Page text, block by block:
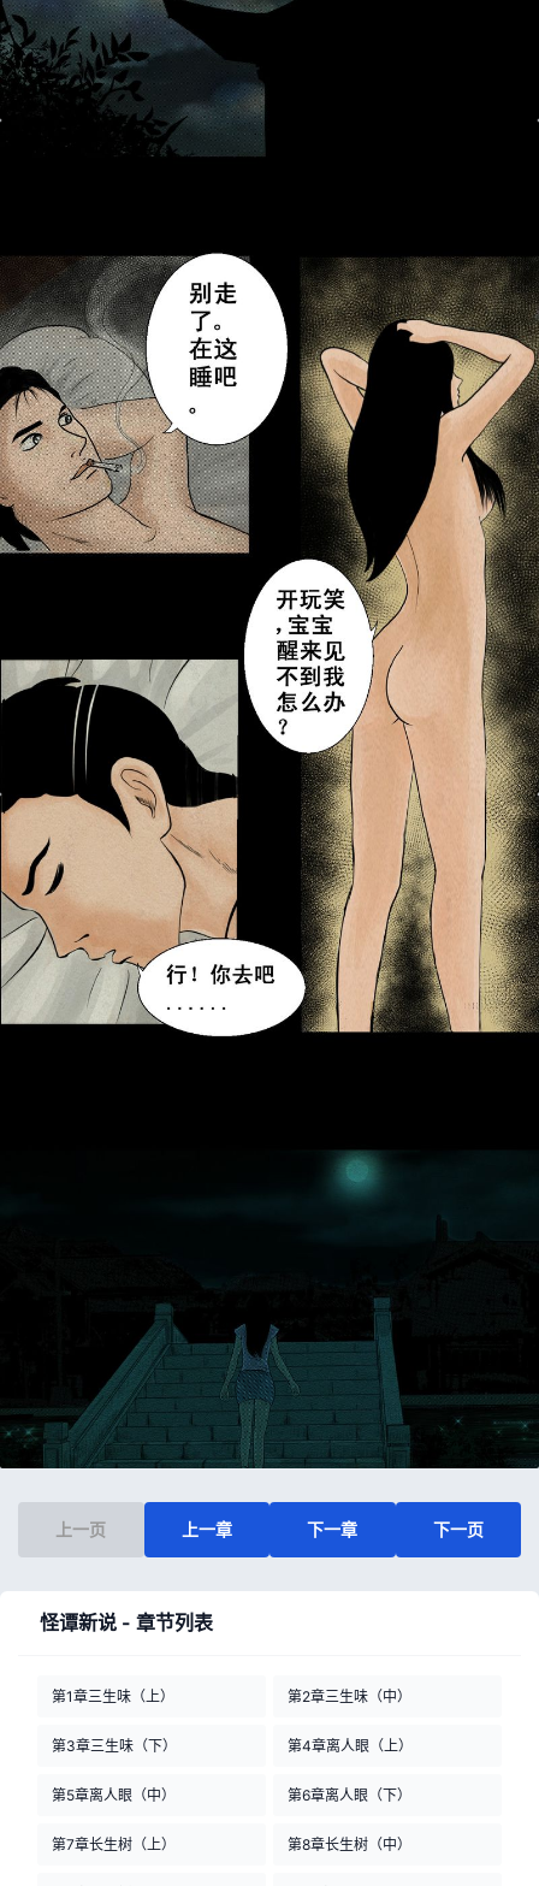
上一页 上一章 下一章 下一页
怪谭新说 - 章节列表
第1章三生味（上） 第2章三生味（中）
第3章三生味（下） 第4章离人眼（上）
第5章离人眼（中） 第6章离人眼（下）
第7章长生树（上） 第8章长生树（中）